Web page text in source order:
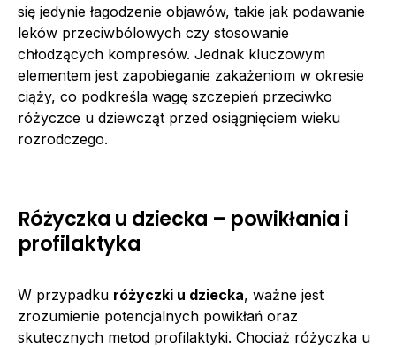
się jedynie łagodzenie objawów, takie jak podawanie
leków przeciwbólowych czy stosowanie
chłodzących kompresów. Jednak kluczowym
elementem jest zapobieganie zakażeniom w okresie
ciąży, co podkreśla wagę szczepień przeciwko
różyczce u dziewcząt przed osiągnięciem wieku
rozrodczego.
Różyczka u dziecka – powikłania i
profilaktyka
W przypadku różyczki u dziecka, ważne jest
zrozumienie potencjalnych powikłań oraz
skutecznych metod profilaktyki. Chociaż różyczka u